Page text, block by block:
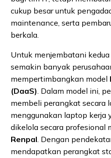
cukup besar untuk
maintenance, serta
berkala.
Untuk menjembatani
semakin banyak
mempertimbangkan model
(DaaS). Dalam model ini,
membeli perangkat secara
menggunakan laptop kerja
dikelola secara profesional
Renpal. Dengan
mendapatkan perangkat